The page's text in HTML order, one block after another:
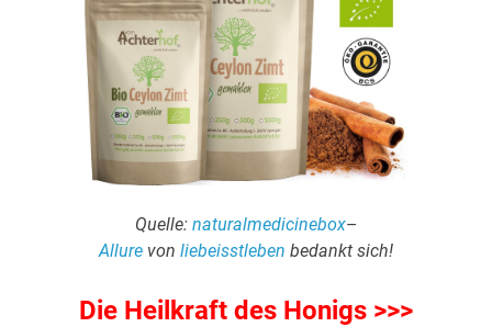
Quelle: naturalmedicinebox–
Allure von liebeisstleben bedankt sich!
Die Heilkraft des Honigs >>>